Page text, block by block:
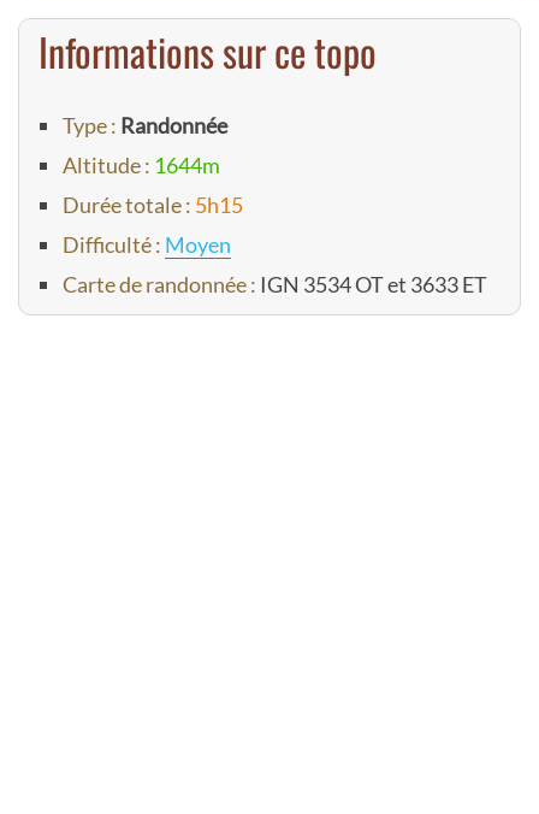
Informations sur ce topo
Type : Randonnée
Altitude : 1644m
Durée totale : 5h15
Difficulté : Moyen
Carte de randonnée : IGN 3534 OT et 3633 ET